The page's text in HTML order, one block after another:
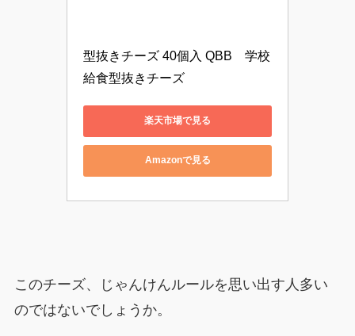
型抜きチーズ 40個入 QBB　学校
給食型抜きチーズ
楽天市場で見る
Amazonで見る
このチーズ、じゃんけんルールを思い出す人多い
のではないでしょうか。